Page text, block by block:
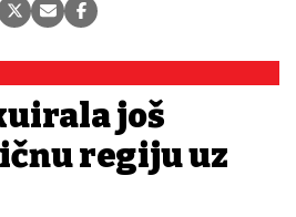
još
regiju uz